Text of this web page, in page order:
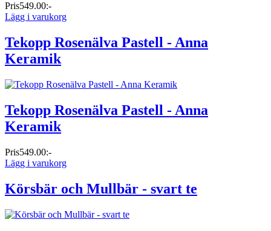
Pris549.00:-
Lägg i varukorg
Tekopp Rosenälva Pastell - Anna
Keramik
Tekopp Rosenälva Pastell - Anna
Keramik
Pris549.00:-
Lägg i varukorg
Körsbär och Mullbär - svart te